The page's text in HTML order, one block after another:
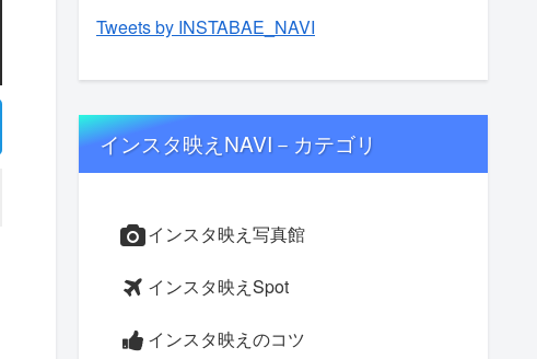
Tweets by INSTABAE_NAVI
インスタ映えNAVI－カテゴリ
インスタ映え写真館
インスタ映えSpot
インスタ映えのコツ